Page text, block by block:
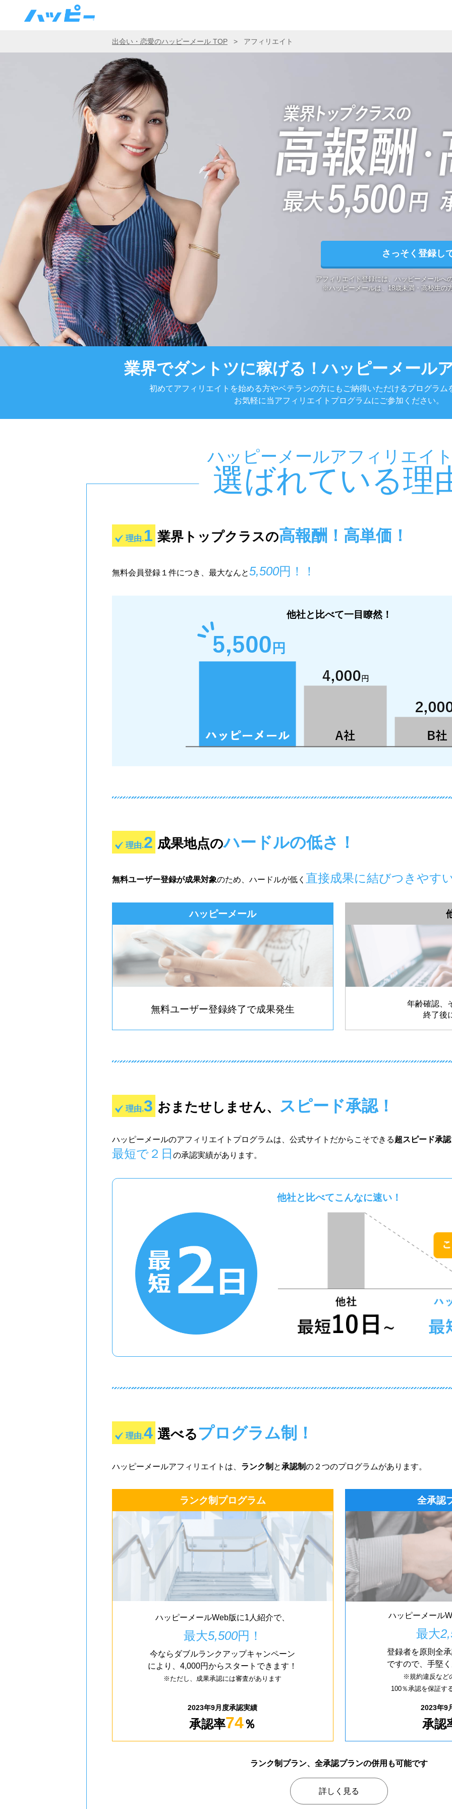
出会い・恋愛のハッピーメール TOP > アフィリエイト
さっそく登録し
アフィリエイト登録には、 ハッピーメールへ
※ハッピーメールは、 18歳未満・高校生の
業界でダントツに稼げる！ハッピーメール
初めてアフィリエイトを始める方やベテランの方にもご納得いただけるプログラム
お気軽に当アフィリエイトプログラムにご参加ください。
ハッピーメールアフィリエイ
選ばれている理
理由.1 業界トップクラスの高報酬！高単価！
無料会員登録１件につき、最大なんと5,500円！！
他社と比べて一目瞭然！
理由.2 成果地点のハードルの低さ！
無料ユーザー登録が成果対象のため、ハードルが低く 直接成果に結びつきやす
ハッピーメール
無料ユーザー登録終了で成果発生
年齢確認、
終了後
理由.3 おまたせしません、 スピード承認！
ハッピーメールのアフィリエイトプログラムは、公式サイトだからこそできる超スピード承認
最短で２日 の承認実績があります。
他社と比べてこんなに速い！
理由.4 選べるプログラム制！
ハッピーメールアフィリエイトは、 ランク制 と承認制の２つのプログラムがあります。
ランク制プログラム
ハッピーメールWeb版に1人紹介で、
最大5,500円！
今ならダブルランクアップキャンペーン
により、4,000円からスタートできます！
※ただし、成果承認には審査があります
2023年9月度承認実績
承認率74％
全承認
ハッピーメール
最大
登録者を原則全
ですので、手堅
※規約違反など
100％承認を保証す
2023年9
承認
ランク制プラン、全承認プランの併用も可能です
詳しく見る